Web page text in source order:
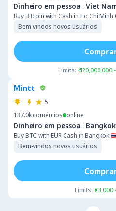
Dinheiro em pessoa · Viet
Buy Bitcoin with Cash in Ho Chi Minh
Bem-vindos novos usuários
Limits: ₫20,000,000
Mintt
5
137.0k comércios online
Dinheiro em pessoa ·
Buy BTC with EUR Cash in Bangkok
Bem-vindos novos usuários
Limits: €3,000